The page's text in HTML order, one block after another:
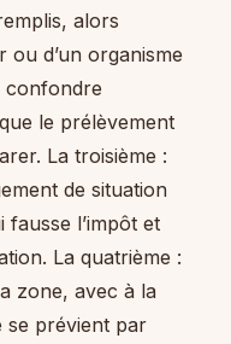
alors
ou d’un organisme
confondre
le prélèvement
La troisième :
de situation
l’impôt et
La quatrième :
zone, avec à la
se prévient par